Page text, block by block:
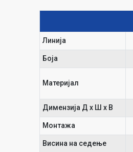
Линија
Боја
Материјал
Димензија Д х Ш х В
Mонтажа
Висина на седење